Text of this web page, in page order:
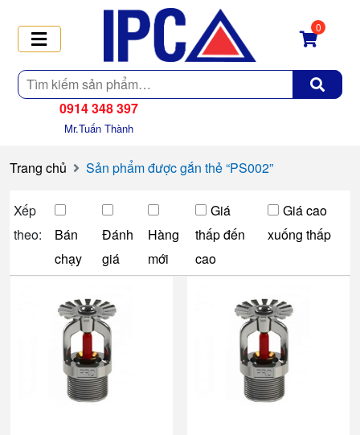
Tìm
kiếm
0
0914 348 397
Mr.Tuấn Thành
Trang chủ Sản phẩm được gắn thẻ “PS002”
Xếp
theo:
Bán
chạy
Đánh
giá
Hàng
mới
Giá
thấp đến
cao
Giá cao
xuống thấp